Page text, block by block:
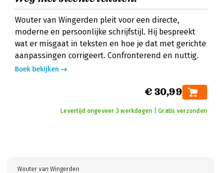
Wouter van Wingerden pleit voor een directe,
moderne en persoonlijke schrijfstijl. Hij bespreekt
wat er misgaat in teksten en hoe je dat met gerichte
aanpassingen corrigeert. Confronterend en nuttig.
Boek bekijken
€ 30,99
Levertijd ongeveer 3 werkdagen | Gratis verzonden
Wouter van Wingerden